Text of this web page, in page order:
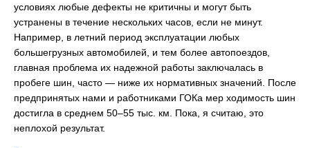
условиях любые дефекты не критичны и могут быть
устранены в течение нескольких часов, если не минут.
Например, в летний период эксплуатации любых
большегрузных автомобилей, и тем более автопоездов,
главная проблема их надежной работы заключалась в
пробеге шин, часто — ниже их нормативных значений. После
предпринятых нами и работниками ГОКа мер ходимость шин
достигла в среднем 50–55 тыс. км. Пока, я считаю, это
неплохой результат.